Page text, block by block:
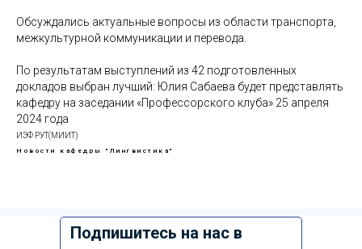
Обсуждались актуальные вопросы из области транспорта,
межкультурной коммуникации и перевода.
По результатам выступлений из 42 подготовленных
докладов выбран лучший: Юлия Сабаева будет представлять
кафедру на заседании «Профессорского клуба» 25 апреля
2024 года
ИЭФ РУТ(МИИТ)
Новости кафедры "Лингвистика"
Подпишитесь на нас в